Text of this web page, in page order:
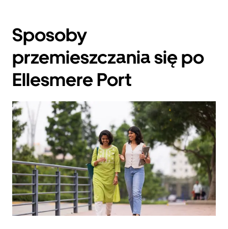
Sposoby
przemieszczania się po
Ellesmere Port